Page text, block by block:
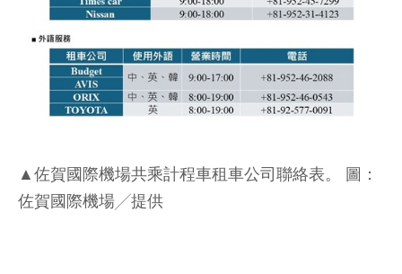
▲佐賀國際機場共乘計程車租車公司聯絡表。 圖：
佐賀國際機場╱提供